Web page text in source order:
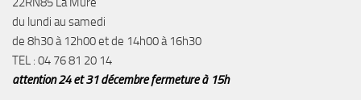
du lundi au samedi
de 8h30 à 12h00 et de 14h00 à 16h30
TEL : 04 76 81 20 14
attention 24 et 31 décembre fermeture à 15h